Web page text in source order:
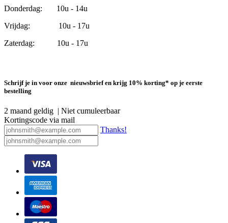
Donderdag: 10u - 14u
Vrijdag: 10u - 17u
Zaterdag: 10u - 17u
Schrijf je in voor onze nieuwsbrief en krijg 10% korting* op je eerste
bestelling
2 maand geldig | Niet cumuleerbaar
Kortingscode via mail
Thanks!